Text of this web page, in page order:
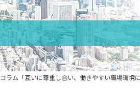
コラム「互いに尊重し合い、働きやすい職場環境